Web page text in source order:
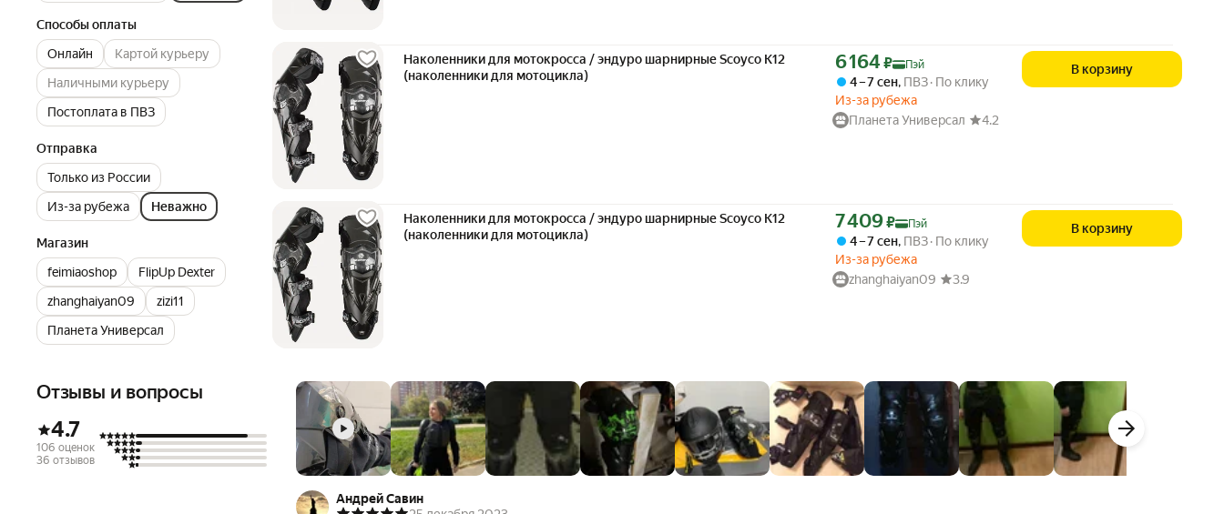
Способы оплаты
Онлайн
Картой курьеру
Наличными курьеру
Постоплата в ПВЗ
Отправка
Только из России
Из-за рубежа
Неважно
Магазин
feimiaoshop
FlipUp Dexter
zhanghaiyan09
zizi11
Планета Универсал
Наколенники для мотокросса / эндуро шарнирные Scoyco K12
(наколенники для мотоцикла)
Цена с картой Яндекс Пэй 6164 ₽ вместо
6 164 ₽ Пэй
4 – 7 сен, ПВЗ По клику
Из-за рубежа
Планета Универсал
4.2
В корзину
Наколенники для мотокросса / эндуро шарнирные Scoyco K12
(наколенники для мотоцикла)
Цена с картой Яндекс Пэй 7409 ₽ вместо
7 409₽ Пэй
4 – 7 сен, ПВЗ По клику
Из-за рубежа
zhanghaiyan09
3.9
В корзину
Отзывы и вопросы
4.7
106 оценок
36 отзывов
Андрей Савин